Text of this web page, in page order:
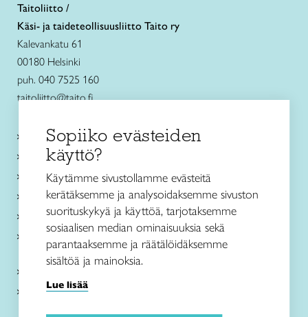
Taitoliitto /
Käsi- ja taideteollisuusliitto Taito ry
Kalevankatu 61
00180 Helsinki
puh. 040 7525 160
taitoliitto@taito.fi
Käsityökurssit ja koulutus
Ajankohtaista
Käsityöohjeet
Me olemme Taito
Paikallinen toiminta
Verkkokaupat
Kirjaudu Arviin
Kirjaudu Taitocampukseen
Sopiiko evästeiden
käyttö?
Käytämme sivustollamme evästeitä
kerätäksemme ja analysoidaksemme sivuston
suorituskykyä ja käyttöä, tarjotaksemme
sosiaalisen median ominaisuuksia sekä
parantaaksemme ja räätälöidäksemme
sisältöä ja mainoksia.
Lue lisää